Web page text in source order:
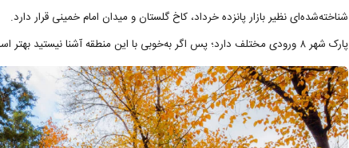
شناخته‌شده‌ای نظیر بازار پانزده خرداد، کاخ گلستان و میدان امام خمینی قرار دارد.
پارک شهر ۸ ورودی مختلف دارد؛ پس اگر به‌خوبی با این منطقه آشنا نیستید بهتر است که برای رفتن به پارک از نقشه استفاده کنید.